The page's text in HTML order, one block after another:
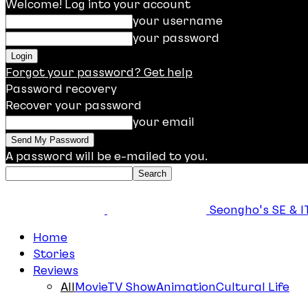
Welcome! Log into your account
your username
your password
Forgot your password? Get help
Password recovery
Recover your password
your email
A password will be e-mailed to you.
Seongho's SE &
Home
Stories
Reviews
AllMovieTV ShowAnimationCultural Life